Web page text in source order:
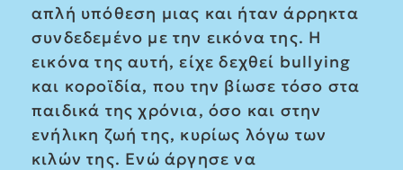
απλή υπόθεση μιας και ήταν άρρηκτα
συνδεδεμένο με την εικόνα της. Η
εικόνα της αυτή, είχε δεχθεί bullying
και κοροϊδία, που την βίωσε τόσο στα
παιδικά της χρόνια, όσο και στην
ενήλικη ζωή της, κυρίως λόγω των
κιλών της. Ενώ άργησε να